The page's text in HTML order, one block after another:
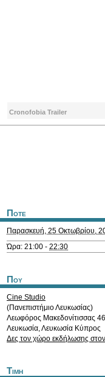
Cronofobia Trailer
Ποτε
Παρασκευή, 25 Οκτωβρίου,
Ώρα: 21:00 - 22:30
Που
Cine Studio
(Πανεπιστήμιο Λευκωσίας)
Λεωφόρος Μακεδονίτισσας 46
Λευκωσία,Λευκωσία Κύπρος
Δες τον χώρο εκδήλωσης
Τιμη